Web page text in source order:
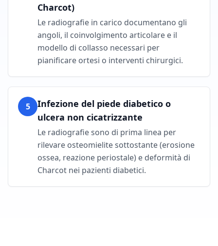
Charcot)
Le radiografie in carico documentano gli
angoli, il coinvolgimento articolare e il
modello di collasso necessari per
pianificare ortesi o interventi chirurgici.
5
Infezione del piede diabetico o
ulcera non cicatrizzante
Le radiografie sono di prima linea per
rilevare osteomielite sottostante (erosione
ossea, reazione periostale) e deformità di
Charcot nei pazienti diabetici.